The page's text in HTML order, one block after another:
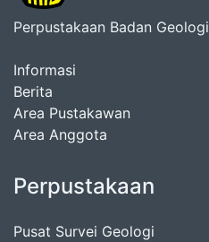
Perpustakaan Badan Geologi
Informasi
Berita
Area Pustakawan
Area Anggota
Perpustakaan
Pusat Survei Geologi